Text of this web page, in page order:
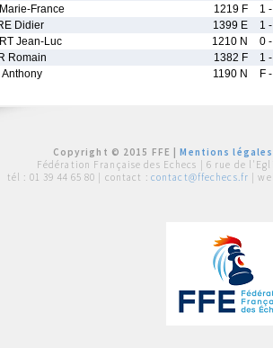
France 1219 F 1
Didier 1399 E 1
Jean-Luc 1210 N 0
Romain 1382 F 1
1190 N F
Copyright © 2015 FFE |Mentions légales
Fédération Française des Echecs | 6 rue de
tél : 01 39 44 65 80 | contact : contact@ffechecs.fr |